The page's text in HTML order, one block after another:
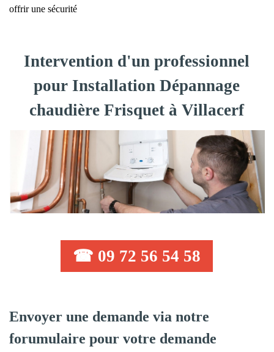
offrir une sécurité
Intervention d'un professionnel
pour Installation Dépannage
chaudière Frisquet à Villacerf
☎ 09 72 56 54 58
Envoyer une demande via notre
forumulaire pour votre demande